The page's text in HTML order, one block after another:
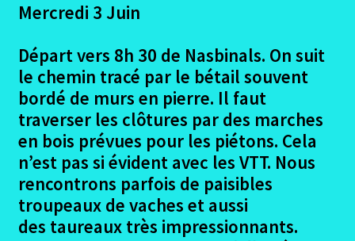
Le puy – Le projet
Le Puy en Velay – Le trajet
Ouvrir
enfant
Le Puy – Domaine du Sauvage
Domaine du Sauvage – Nasbinals
Nasbinal-Golinhac camino frances
Golignac-Livignac camino frances
Mercredi 3 Juin
Départ vers 8h 30 de Nasbinals. On suit
le chemin tracé par le bétail souvent
bordé de murs en pierre. Il faut
traverser les clôtures par des marches
en bois prévues pour les piétons. Cela
n’est pas si évident avec les VTT. Nous
rencontrons parfois de paisibles
troupeaux de vaches et aussi
des taureaux très impressionnants.